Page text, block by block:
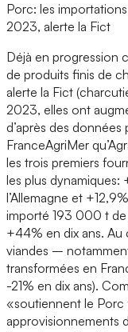
Porc: les
2023, alerte la Fict
Déjà en progression
de produits finis de
alerte la Fict
2023, elles ont
d’après des
FranceAgriMer
les trois premiers
les plus
l’Allemagne et
importé 193 000 t
+44% en dix ans. Au
viandes –
transformées en
-21% en dix ans).
«soutiennent le Porc
approvisionnements